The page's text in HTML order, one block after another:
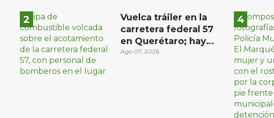
Vuelca tráiler en la
carretera federal 57
en Querétaro; hay
derrame de
Ago 07, 2026